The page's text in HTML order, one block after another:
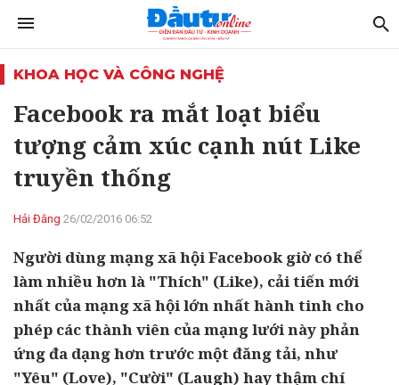
KHOA HỌC VÀ CÔNG NGHỆ
Facebook ra mắt loạt biểu
tượng cảm xúc cạnh nút Like
truyền thống
Hải Đăng 26/02/2016 06:52
Người dùng mạng xã hội Facebook giờ có thể
làm nhiều hơn là "Thích" (Like), cải tiến mới
nhất của mạng xã hội lớn nhất hành tinh cho
phép các thành viên của mạng lưới này phản
ứng đa dạng hơn trước một đăng tải, như
"Yêu" (Love), "Cười" (Laugh) hay thậm chí